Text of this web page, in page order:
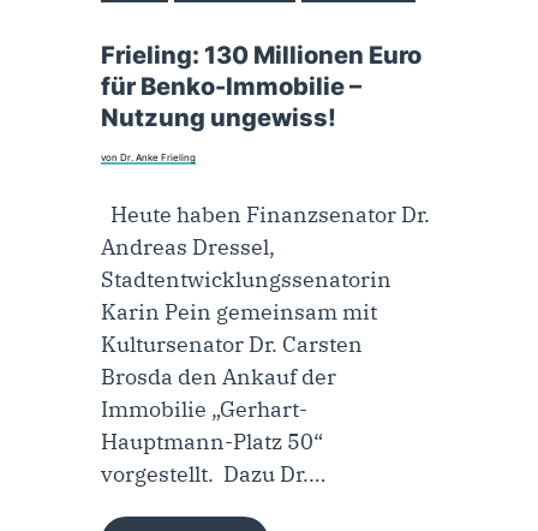
Frieling: 130 Millionen Euro
für Benko-Immobilie –
Nutzung ungewiss!
von Dr. Anke Frieling
Heute haben Finanzsenator Dr.
Andreas Dressel,
Stadtentwicklungssenatorin
Karin Pein gemeinsam mit
Kultursenator Dr. Carsten
Brosda den Ankauf der
Immobilie „Gerhart-
Hauptmann-Platz 50“
vorgestellt. Dazu Dr.…